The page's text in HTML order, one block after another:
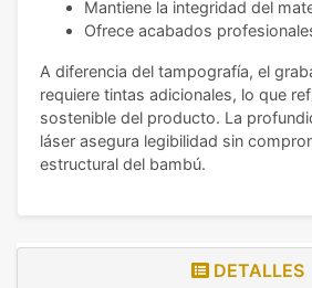
Mantiene la integridad del
Ofrece acabados
A diferencia del tampografía, el
requiere tintas adicionales, lo que
sostenible del producto. La
láser asegura legibilidad sin
estructural del bambú.
DETALLES